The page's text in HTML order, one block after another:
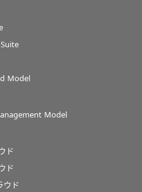
Model
Model
ド
ド
ウド